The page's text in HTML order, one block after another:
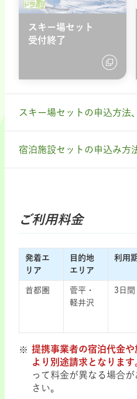
スキー場セット
受付終了
スキー場セットの申込方法
宿泊施設セットの申込み方
ご利用料金
発着エ
リア
目的地
エリア
利用
首都圏
菅平・
軽井沢
3日間
提携事業者の宿泊代金
より別途請求となります
って料金が異なる場合
さい。